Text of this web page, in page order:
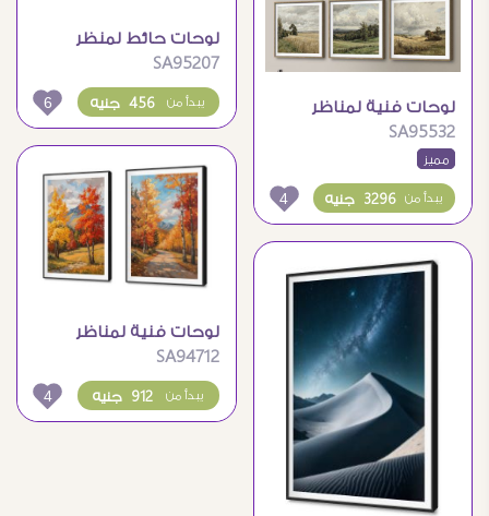
لوحات فنية لمناظر
طبيعية كلاسيكية
لديكور راقي
SA95532
مميز
3296 جنيه يبدأ من 4
لوحات حائط لمنظر
طبيعي لجسر والبحيرة
والجبال
SA95207
456 جنيه يبدأ من 6
لوحات فنية لمناظر
طبيعية وأشجار الخريف
الملونة
SA94712
912 جنيه يبدأ من 4